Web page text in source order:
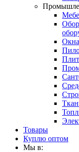
Товары
Куплю оптом
Мы в: